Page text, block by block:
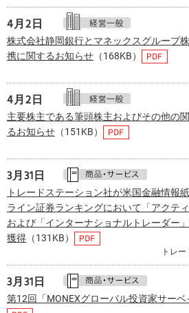
4月2日
株式会社静岡銀行とマネックスグループ
携に関するお知らせ （168KB）
4月2日
主要株主である筆頭株主およびその他の
るお知らせ （151KB）
3月31日
トレードステーション社が米国金融情報
ライン証券ランキングにおいて「アクテ
および「インターナショナルトレーダー
獲得 （131KB）
トレ
3月31日
第12回「MONEXグローバル投資家サーベ